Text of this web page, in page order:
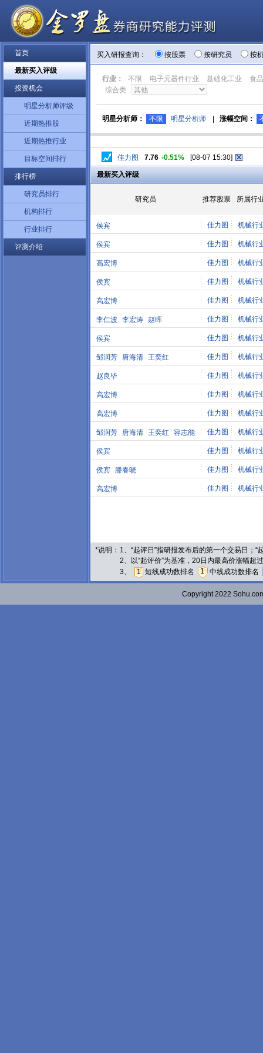
首页
最新买入评级
投资机会
明星分析师评级
近期热推股
近期热推行业
目标空间排行
排行榜
研究员排行
机构排行
行业排行
评测介绍
买入研报查询： 按股票 按研究员 按
行业： 不限 电子元器件行业 基础化工业
食
综合类
明星分析师： 不限 明星分析师 涨幅空间：
佳力图 7.76 -0.51% [08-07 15:30]
最新买入评级
研究员 推荐股票 所属行
侯宾 佳力图 机械行
侯宾 佳力图 机械行
高宏博 佳力图 机械行
侯宾 佳力图 机械行
高宏博 佳力图 机械行
李仁波 李宏涛 赵晖 佳力图 机械行
侯宾 佳力图 机械行
邹润芳 唐海清 王奕红 佳力图 机械行
赵良毕 佳力图 机械行
高宏博 佳力图 机械行
高宏博 佳力图 机械行
邹润芳 唐海清 王奕红 容志能 佳力图 机械行
侯宾 佳力图 机械行
侯宾 滕春晓 佳力图 机械行
高宏博 佳力图 机械行
*说明： 1、“起评日”指研报发布后的第一个交易日；
2、以“起评价”为基准，20日内最高价涨幅
3、
1 短线成功数排名 1 中线成功数排名
Copyright 2022